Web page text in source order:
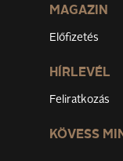
MAGAZIN
Előfizetés
HÍRLEVÉL
Feliratkozás
KÖVESS